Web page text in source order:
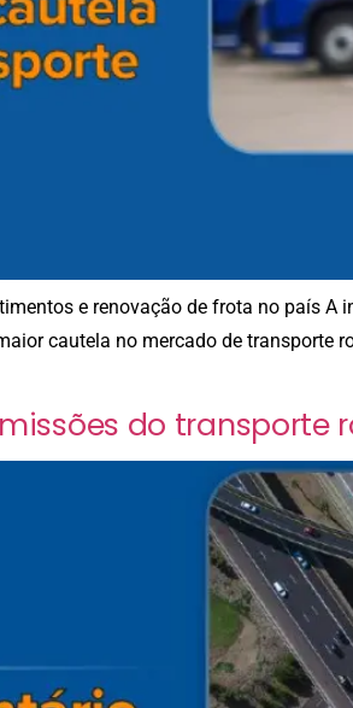
e renovação de frota no país A
cautela no mercado de transporte
do